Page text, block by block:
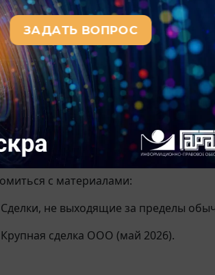
за пределы обычной
как правило, что в отсутствии
АС Восточно-Сибирского
N 308-ЭС24-3124 от 15.08.2024
качественного критерия в
организация, преследующая
РФ), планирует безвозмездно
хозяйственной и требует
с материалами:
не выходящие за пределы
сделка ООО (май 2026).